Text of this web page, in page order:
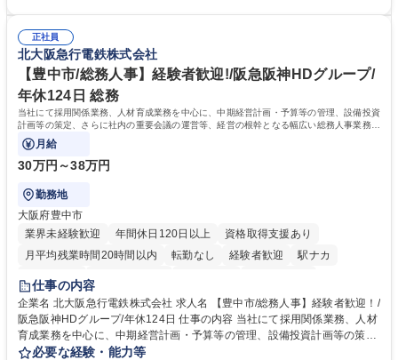
当社の指定する業務 募集職種 東京都品川区【営業アシスタント】未経験O
K◆受発注・事務◆年間休日130日
変化に臨機応変かつ柔軟に対応できる方、約束を守り正確に作業を進めら
れる方を求めています。高度なPCスキルや関数知識は一切不要です。丁
寧な指導体制が整っているため、安心してお仕事をスタートしていただけ
ます。 学歴・資格 学歴：大学院 大学 高専 短大 専修学校 高校 語学力：
資格：
正社員
北大阪急行電鉄株式会社
【豊中市/総務人事】経験者歓迎!/阪急阪神HDグループ/
年休124日 総務
当社にて採用関係業務、人材育成業務を中心に、中期経営計画・予算等の管理、設備投資
計画等の策定、さらに社内の重要会議の運営等、経営の根幹となる幅広い総務人事業務全
般を担当していただきます。
月給
30万円～38万円
勤務地
大阪府豊中市
業界未経験歓迎
年間休日120日以上
資格取得支援あり
月平均残業時間20時間以内
転勤なし 経験者歓迎
駅ナカ
退職金あり
土日祝休み
服装自由 昼食補助あり 食事補助あり
仕事の内容
企業名 北大阪急行電鉄株式会社 求人名 【豊中市/総務人事】経験者歓迎！/
阪急阪神HDグループ/年休124日 仕事の内容 当社にて採用関係業務、人材
育成業務を中心に、中期経営計画・予算等の管理、設備投資計画等の策
定、さらに社内の重要会議の運営等、経営の根幹となる幅広い総務人事業
必要な経験・能力等